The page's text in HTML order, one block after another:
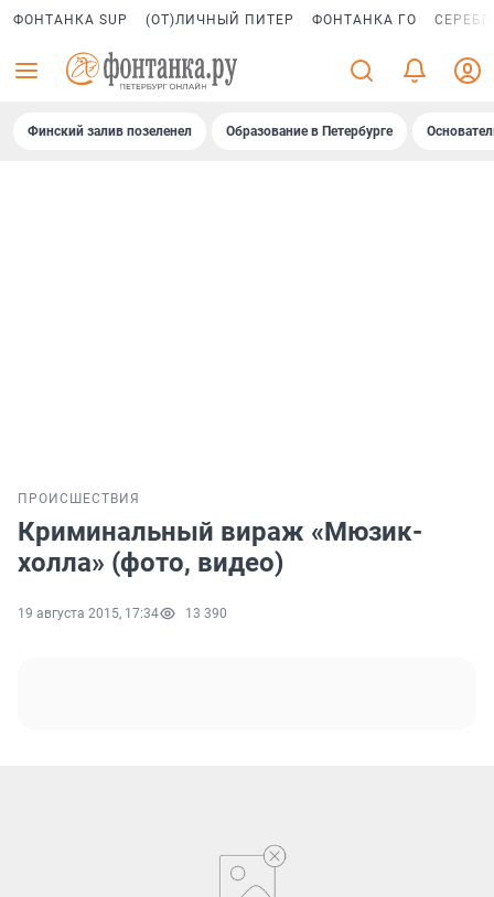
ФОНТАНКА SUP (ОТ)ЛИЧНЫЙ ПИТЕР ФОНТАНКА ГО
Финский залив позеленел Образование в Петербурге
ПРОИСШЕСТВИЯ
Криминальный вираж «Мюзик-
холла» (фото, видео)
19 августа 2015, 17:34 13 390